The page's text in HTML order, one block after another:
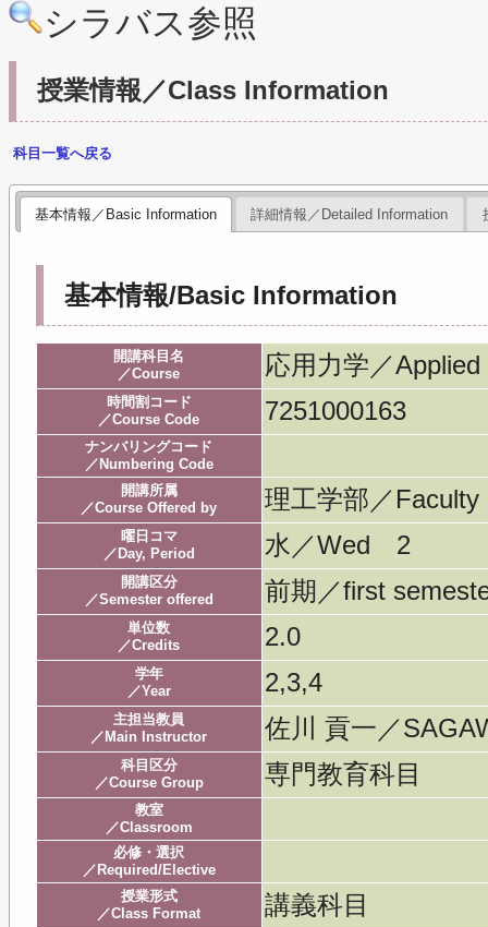
シラバス参照
授業情報／Class Information
科目一覧へ戻る
基本情報／Basic Information 詳細情報／Detailed Information
基本情報/Basic Information
開講科目名
／Course
応用力学／
時間割コード
／Course Code
7251000163
ナンバリングコード
／Numbering Code
開講所属
／Course Offered by
理工学部／Faculty
曜日コマ
／Day, Period
水／Wed 2
開講区分
／Semester offered
前期／first
単位数
／Credits
2.0
学年
／Year
2,3,4
主担当教員
／Main Instructor
佐川 貢一／
科目区分
／Course Group
専門教育科目
教室
／Classroom
必修・選択
／Required/Elective
授業形式
／Class Format
講義科目